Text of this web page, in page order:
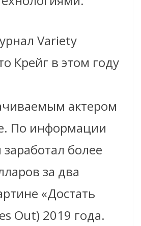
Variety
Крейг в этом году
актером
По информации
более
за два
«Достать
Out) 2019 года.